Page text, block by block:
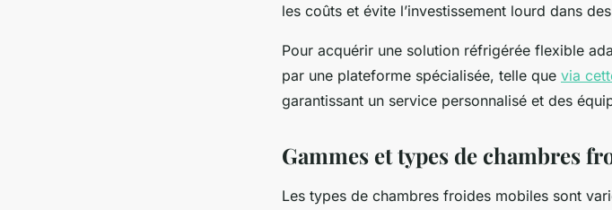
les coûts et évite l’investissement lourd dans
Pour acquérir une solution réfrigérée flexible
par une plateforme spécialisée, telle que via
garantissant un service personnalisé et des
Gammes et types de chambres
Les types de chambres froides mobiles sont